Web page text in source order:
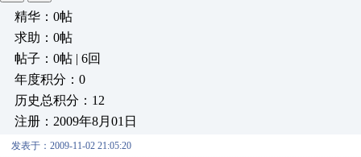
精华：0帖
求助：0帖
帖子：0帖 | 6回
年度积分：0
历史总积分：12
注册：2009年8月01日
发表于：2009-11-02 21:05:20